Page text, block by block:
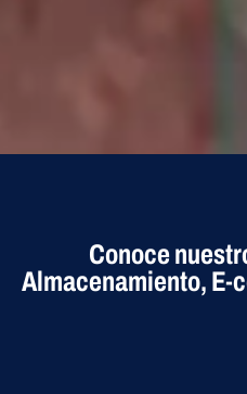
Conoce
Almacenamiento, E-